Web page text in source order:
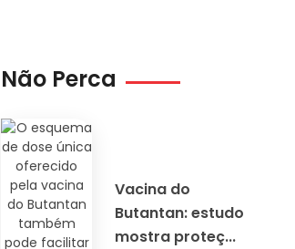
Não Perca
Vacina do
Butantan: estudo
mostra proteç...